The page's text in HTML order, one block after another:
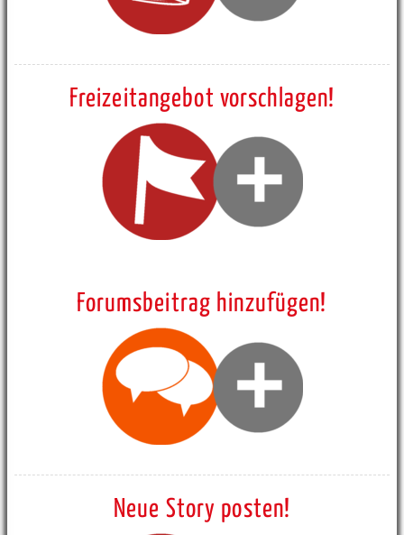
Freizeitangebot vorschlagen!
Forumsbeitrag hinzufügen!
Neue Story posten!